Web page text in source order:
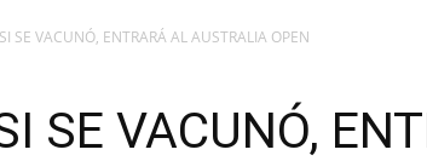
SE VACUNÓ, ENTRARÁ AL AUSTRALIA OPEN
SE VACUNÓ,